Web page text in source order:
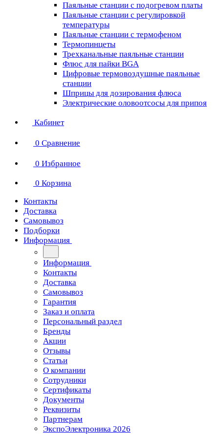
Паяльные станции с подогревом платы
Паяльные станции с регулировкой
температуры
Паяльные станции с термофеном
Термопинцеты
Трехканальные паяльные станции
Флюс для пайки BGA
Цифровые термовоздушные паяльные
станции
Шприцы для дозирования флюса
Электрические оловоотсосы для припоя
Кабинет
0 Сравнение
0 Избранное
0 Корзина
Контакты
Доставка
Самовывоз
Подборки
Информация
Информация
Контакты
Доставка
Самовывоз
Гарантия
Заказ и оплата
Персональный раздел
Бренды
Акции
Отзывы
Статьи
О компании
Сотрудники
Сертификаты
Документы
Реквизиты
Партнерам
ЭкспоЭлектроника 2026